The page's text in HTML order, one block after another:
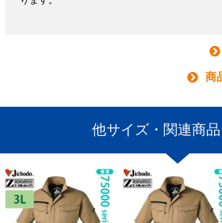
商
他サイズ・関連商